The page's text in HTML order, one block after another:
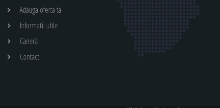
Adauga oferta ta
Informatii utile
Carieră
Contact